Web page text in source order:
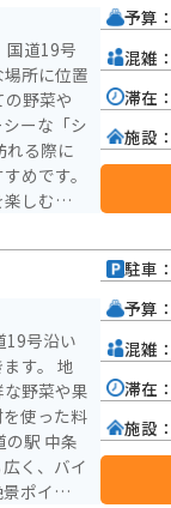
国道19号
所に位置
ーな「シ
めです。
しむこと
好なた
予算：
混雑：
滞在：
施設：
19号沿い
。 地
野菜や果
使った料
く、バイ
ポイント
駐車：
予算：
混雑：
滞在：
施設：